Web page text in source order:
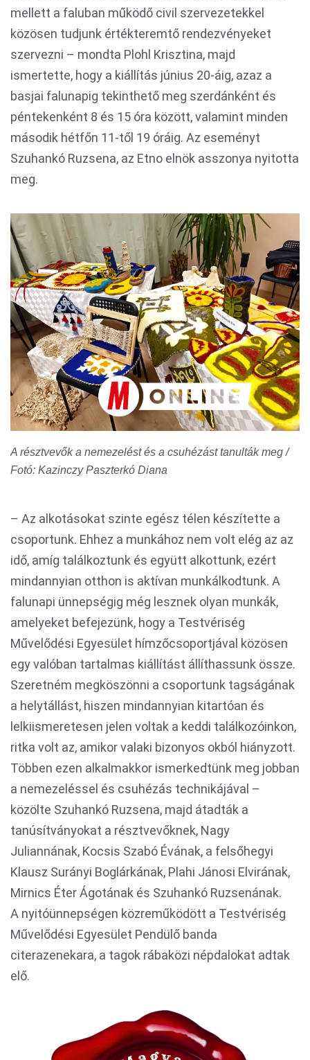
mellett a faluban működő civil szervezetekkel
közösen tudjunk értékteremtő rendezvényeket
szervezni – mondta Plohl Krisztina, majd
ismertette, hogy a kiállítás június 20-áig, azaz a
basjai falunapig tekinthető meg szerdánként és
péntekenként 8 és 15 óra között, valamint minden
második hétfőn 11-től 19 óráig. Az eseményt
Szuhankó Ruzsena, az Etno elnök asszonya nyitotta
meg.
A résztvevők a nemezelést és a csuhézást tanulták meg /
Fotó: Kazinczy Paszterkó Diana
– Az alkotásokat szinte egész télen készítette a
csoportunk. Ehhez a munkához nem volt elég az az
idő, amíg találkoztunk és együtt alkottunk, ezért
mindannyian otthon is aktívan munkálkodtunk. A
falunapi ünnepségig még lesznek olyan munkák,
amelyeket befejezünk, hogy a Testvériség
Művelődési Egyesület hímzőcsoportjával közösen
egy valóban tartalmas kiállítást állíthassunk össze.
Szeretném megköszönni a csoportunk tagságának
a helytállást, hiszen mindannyian kitartóan és
lelkiismeretesen jelen voltak a keddi találkozóinkon,
ritka volt az, amikor valaki bizonyos okból hiányzott.
Többen ezen alkalmakkor ismerkedtünk meg jobban
a nemezeléssel és csuhézás technikájával –
közölte Szuhankó Ruzsena, majd átadták a
tanúsítványokat a résztvevőknek, Nagy
Juliannának, Kocsis Szabó Évának, a felsőhegyi
Klausz Surányi Boglárkának, Plahi Jánosi Elvirának,
Mirnics Éter Ágotának és Szuhankó Ruzsenának.
A nyitóünnepségen közreműködött a Testvériség
Művelődési Egyesület Pendülő banda
citerazenekara, a tagok rábaközi népdalokat adtak
elő.